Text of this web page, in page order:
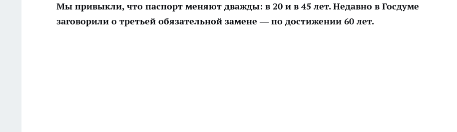
Мы привыкли, что паспорт меняют дважды: в 20 и в 45 лет. Недавно в Госдуме
заговорили о третьей обязательной замене — по достижении 60 лет.